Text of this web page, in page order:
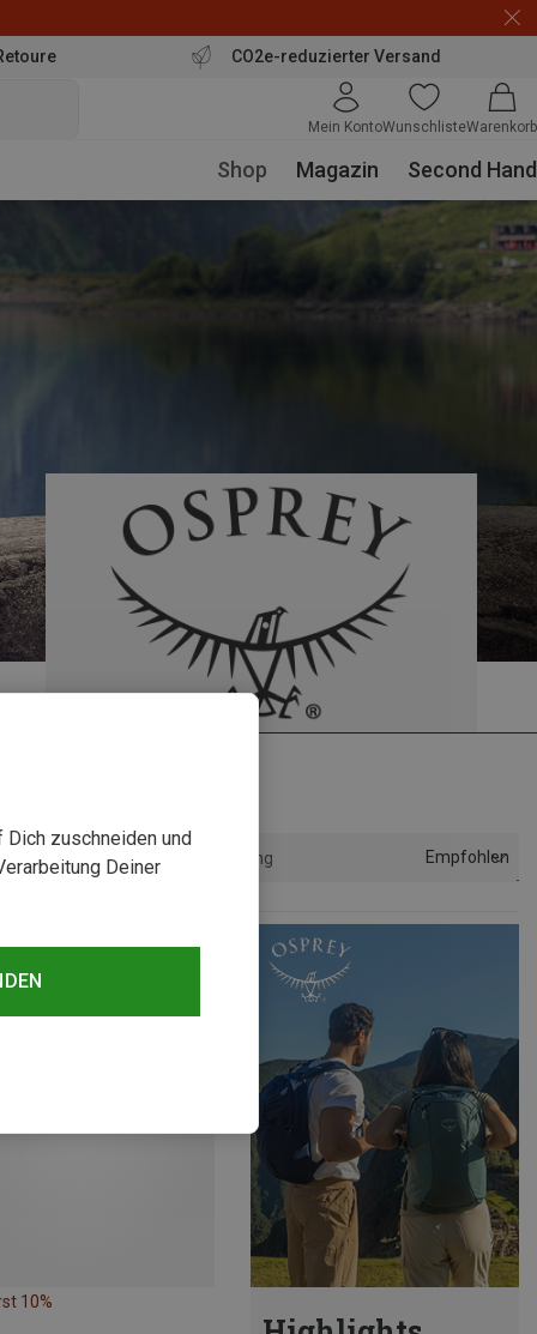
CO2e-reduzierter Versand
Mein KontoWunschlisteWarenkorb
Shop Magazin Second Hand
Sortierung Empfohlen
10%
zuschneiden und
Deiner